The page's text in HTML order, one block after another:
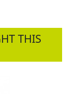
THIS